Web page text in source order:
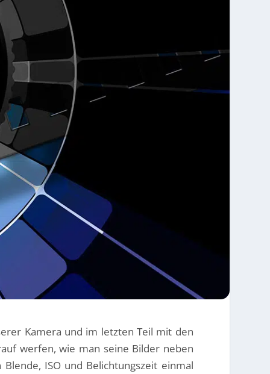
Kamera und im letzten Teil mit den
werfen, wie man seine Bilder neben
ISO und Belichtungszeit einmal